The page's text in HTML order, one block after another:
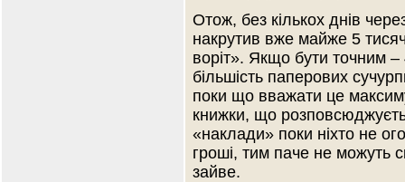
Отож, без кількох днів
накрутив вже майже 5
воріт». Якщо бути точним
більшість паперових
поки що вважати це
книжки, що
«наклади» поки ніхто не
гроші, тим паче не можуть
зайве.